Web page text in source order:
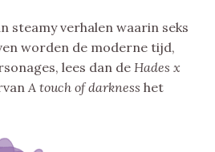
steamy verhalen waarin seks
worden de moderne tijd,
lees dan de Hades x
A touch of darkness het